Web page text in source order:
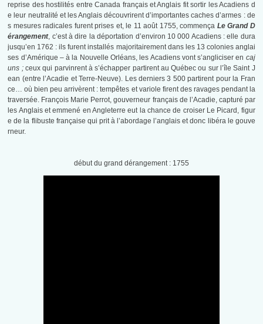
reprise des hostilités entre Canada français et Anglais fit sortir les Acadiens d
e leur neutralité et les Anglais découvrirent d’importantes caches d’armes : de
s mesures radicales furent prises et, le 11 août 1755, commença Le Grand D
érangement, c’est à dire la déportation d’environ 10 000 Acadiens : elle dura
jusqu’en 1762 : ils furent installés majoritairement dans les 13 colonies anglai
ses d’Amérique – à la Nouvelle Orléans, les Acadiens vont s’angliciser en caj
uns ; ceux qui parvinrent à s’échapper partirent au Québec ou sur l’île Saint J
ean (entre l’Acadie et Terre-Neuve). Les derniers 3 500 partirent pour la Fran
ce… où bien peu arrivèrent : tempêtes et variole firent des ravages pendant la
traversée. François Marie Perrot, gouverneur français de l’Acadie, capturé par
les Anglais et emmené en Angleterre eut la chance de croiser Le Picard, figur
e de la flibuste française qui prit à l’abordage l’anglais et donc libéra le gouve
rneur.
début du grand dérangement : 1755